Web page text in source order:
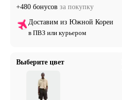
+480 бонусов за покупку
Доставим из Южной Кореи
в ПВЗ или курьером
Выберите цвет